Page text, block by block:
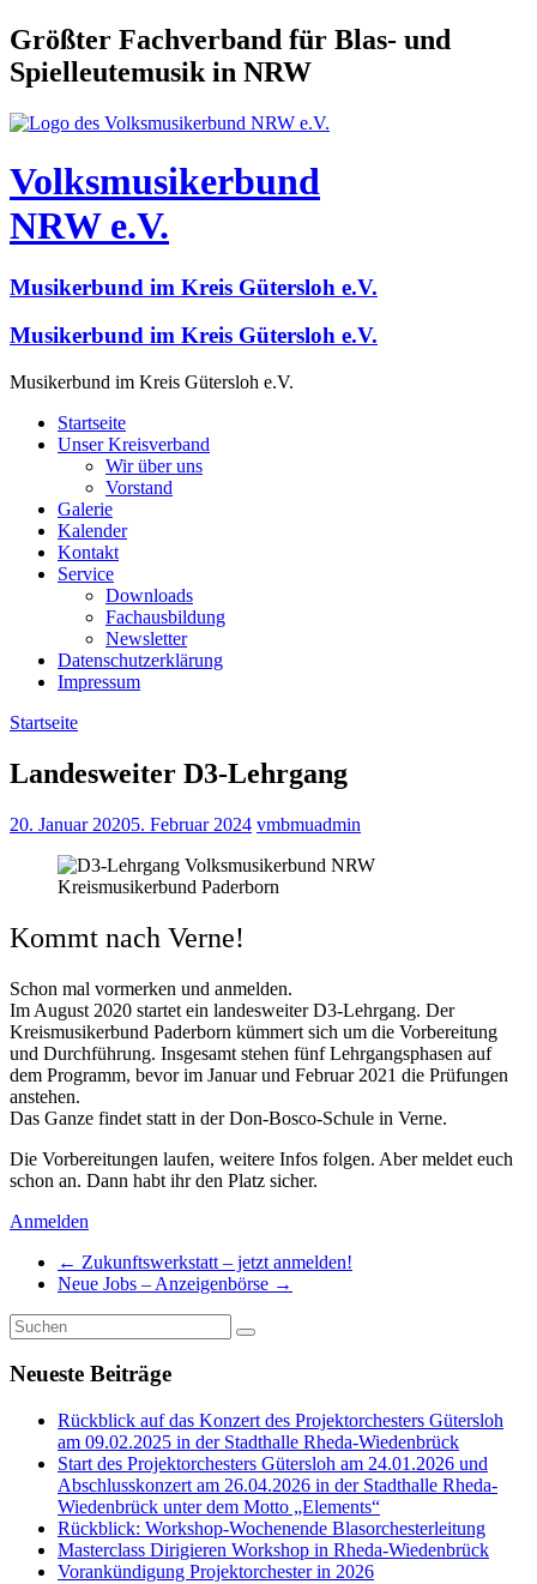
Größter Fachverband für Blas- und
Spielleutemusik in NRW
Volksmusikerbund
NRW e.V.
Musikerbund im Kreis Gütersloh e.V.
Musikerbund im Kreis Gütersloh e.V.
Musikerbund im Kreis Gütersloh e.V.
Startseite
Unser Kreisverband
Wir über uns
Vorstand
Galerie
Kalender
Kontakt
Service
Downloads
Fachausbildung
Newsletter
Datenschutzerklärung
Impressum
Startseite
Landesweiter D3-Lehrgang
20. Januar 20205. Februar 2024 vmbmuadmin
Kommt nach Verne!
Schon mal vormerken und anmelden.
Im August 2020 startet ein landesweiter D3-Lehrgang. Der
Kreismusikerbund Paderborn kümmert sich um die Vorbereitung
und Durchführung. Insgesamt stehen fünf Lehrgangsphasen auf
dem Programm, bevor im Januar und Februar 2021 die Prüfungen
anstehen.
Das Ganze findet statt in der Don-Bosco-Schule in Verne.
Die Vorbereitungen laufen, weitere Infos folgen. Aber meldet euch
schon an. Dann habt ihr den Platz sicher.
Anmelden
← Zukunftswerkstatt – jetzt anmelden!
Neue Jobs – Anzeigenbörse →
Neueste Beiträge
Rückblick auf das Konzert des Projektorchesters Gütersloh
am 09.02.2025 in der Stadthalle Rheda-Wiedenbrück
Start des Projektorchesters Gütersloh am 24.01.2026 und
Abschlusskonzert am 26.04.2026 in der Stadthalle Rheda-
Wiedenbrück unter dem Motto „Elements“
Rückblick: Workshop-Wochenende Blasorchesterleitung
Masterclass Dirigieren Workshop in Rheda-Wiedenbrück
Vorankündigung Projektorchester in 2026